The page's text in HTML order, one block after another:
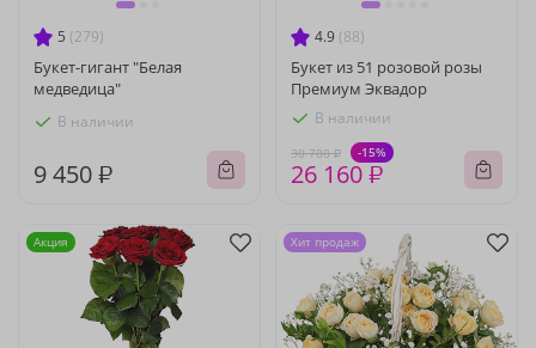
5 (279)
Букет-гигант "Белая
медведица"
В наличии
9 450 ₽
4.9 (88)
Букет из 51 розовой розы
Премиум Эквадор
В наличии
30 780 ₽ -15%
26 160 ₽
Акция Хит продаж